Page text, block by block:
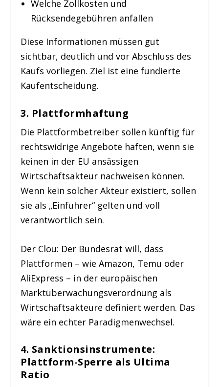
Welche Zollkosten und
Rücksendegebühren anfallen
Diese Informationen müssen gut
sichtbar, deutlich und vor Abschluss des
Kaufs vorliegen. Ziel ist eine fundierte
Kaufentscheidung.
3. Plattformhaftung
Die Plattformbetreiber sollen künftig für
rechtswidrige Angebote haften, wenn sie
keinen in der EU ansässigen
Wirtschaftsakteur nachweisen können.
Wenn kein solcher Akteur existiert, sollen
sie als „Einfuhrer“ gelten und voll
verantwortlich sein.
Der Clou: Der Bundesrat will, dass
Plattformen – wie Amazon, Temu oder
AliExpress – in der europäischen
Marktüberwachungsverordnung als
Wirtschaftsakteure definiert werden. Das
wäre ein echter Paradigmenwechsel.
4. Sanktionsinstrumente:
Plattform-Sperre als Ultima
Ratio